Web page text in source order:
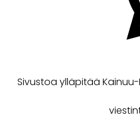
Sivustoa ylläpitää